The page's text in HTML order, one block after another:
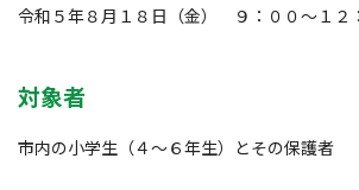
令和５年８月１８日（金） ９：００～１２
対象者
市内の小学生（４～６年生）とその保護者